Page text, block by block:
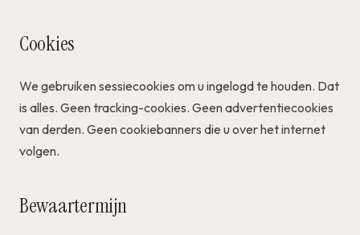
Cookies
We gebruiken sessiecookies om u ingelogd te houden. Dat
is alles. Geen tracking-cookies. Geen advertentiecookies
van derden. Geen cookiebanners die u over het internet
volgen.
Bewaartermijn